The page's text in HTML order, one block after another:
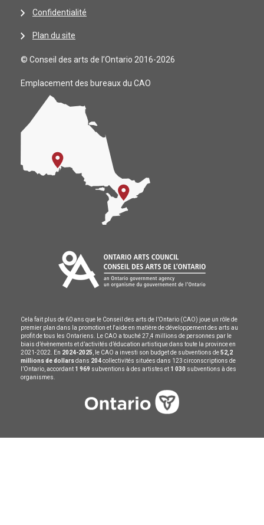
Confidentialité
Plan du site
© Conseil des arts de l’Ontario 2016-2026
Emplacement des bureaux du CAO
Cela fait plus de 60 ans que le Conseil des arts de l’Ontario (CAO) joue un rôle de
premier plan dans la promotion et l'aide en matière de développement des arts au
profit de tous les Ontariens. Le CAO a touché 27,4 millions de personnes par le
biais d’évènements et d’activités d’éducation artistique dans toute la province en
2021-2022. En 2024-2025 , le CAO a investi son budget de subventions de52,2
millions de dollarsdans 204collectivités situées dans 123 circonscriptions de
l’Ontario, accordant 1 969 subventions à des artistes et 1 030 subventions à des
organismes.